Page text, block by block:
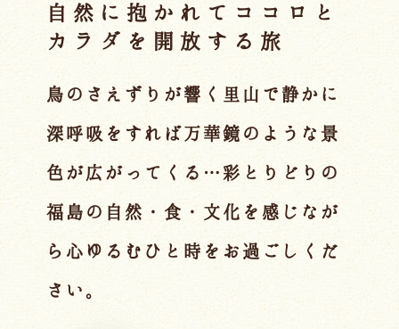
自然に抱かれて ココロと
カラダを開放する旅
鳥のさえずりが響く里山で 静かに
深呼吸をすれば万華鏡のような景
色が広がってくる… 彩とりどりの
福島の自然・食・文化を感じなが
ら 心ゆるむひと時をお過ごしくだ
さい。